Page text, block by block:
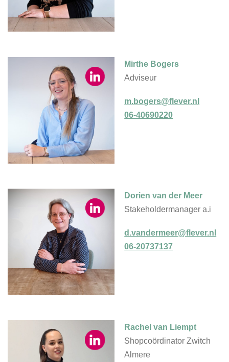
Mirthe Bogers
Adviseur
m.bogers@flever.nl
06-40690220
Dorien van der Meer
Stakeholdermanager a.i
d.vandermeer@flever.nl
06-20737137
Rachel van Liempt
Shopcoördinator Zwitch
Almere